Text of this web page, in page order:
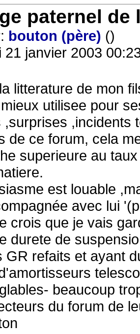
paternel de
bouton (père) ()
21 janvier 2003
litterature de mon
utilisee pour
,surprises ,incidents
de ce forum, cela
superieure au
est louable
avec lui
crois que je vais
durete de
GR refaits et ayant
beaucoup
du forum de